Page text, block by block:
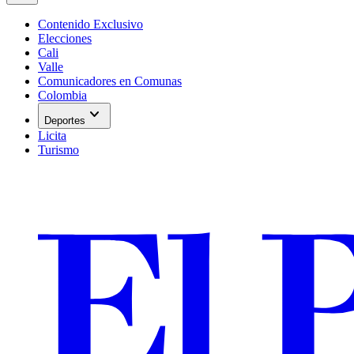
Contenido Exclusivo
Elecciones
Cali
Valle
Comunicadores en Comunas
Colombia
Deportes expand_more
Licita
Turismo